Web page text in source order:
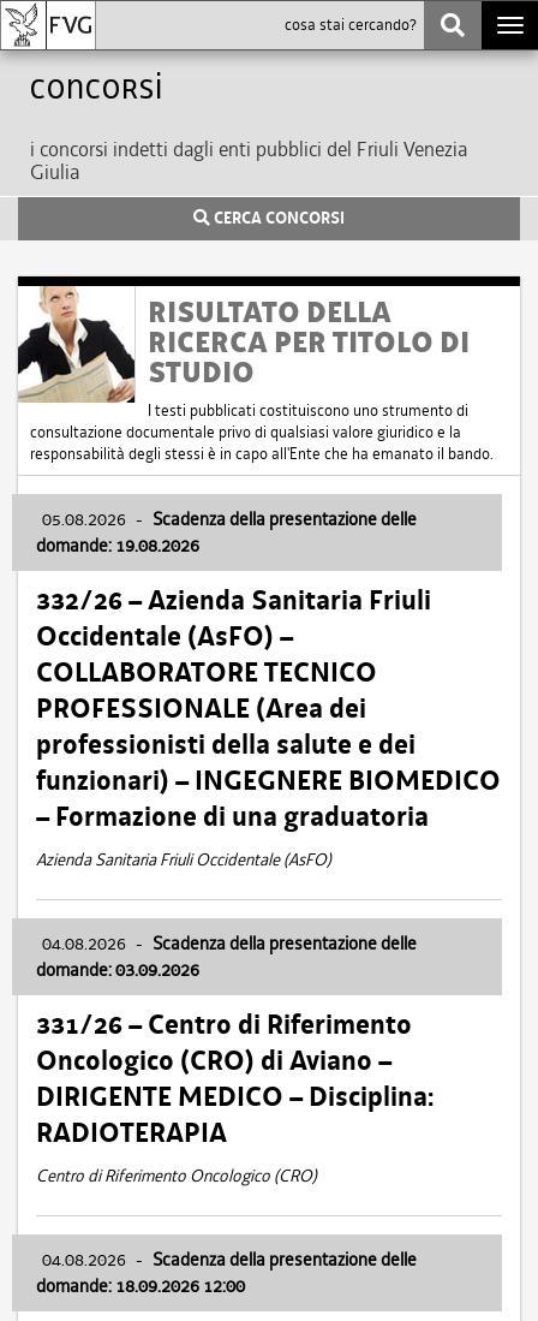
Concorsi
i concorsi indetti dagli enti pubblici del Friuli Venezia
Giulia
CERCA CONCORSI
RISULTATO DELLA
RICERCA PER TITOLO DI
STUDIO
I testi pubblicati costituiscono uno strumento di
consultazione documentale privo di qualsiasi valore giuridico e la
responsabilità degli stessi è in capo all'Ente che ha emanato il bando.
05.08.2026 - Scadenza della presentazione delle
domande: 19.08.2026
332/26 – Azienda Sanitaria Friuli
Occidentale (AsFO) –
COLLABORATORE TECNICO
PROFESSIONALE (Area dei
professionisti della salute e dei
funzionari) – INGEGNERE BIOMEDICO
– Formazione di una graduatoria
Azienda Sanitaria Friuli Occidentale (AsFO)
04.08.2026 - Scadenza della presentazione delle
domande: 03.09.2026
331/26 – Centro di Riferimento
Oncologico (CRO) di Aviano –
DIRIGENTE MEDICO – Disciplina:
RADIOTERAPIA
Centro di Riferimento Oncologico (CRO)
04.08.2026 - Scadenza della presentazione delle
domande: 18.09.2026 12:00